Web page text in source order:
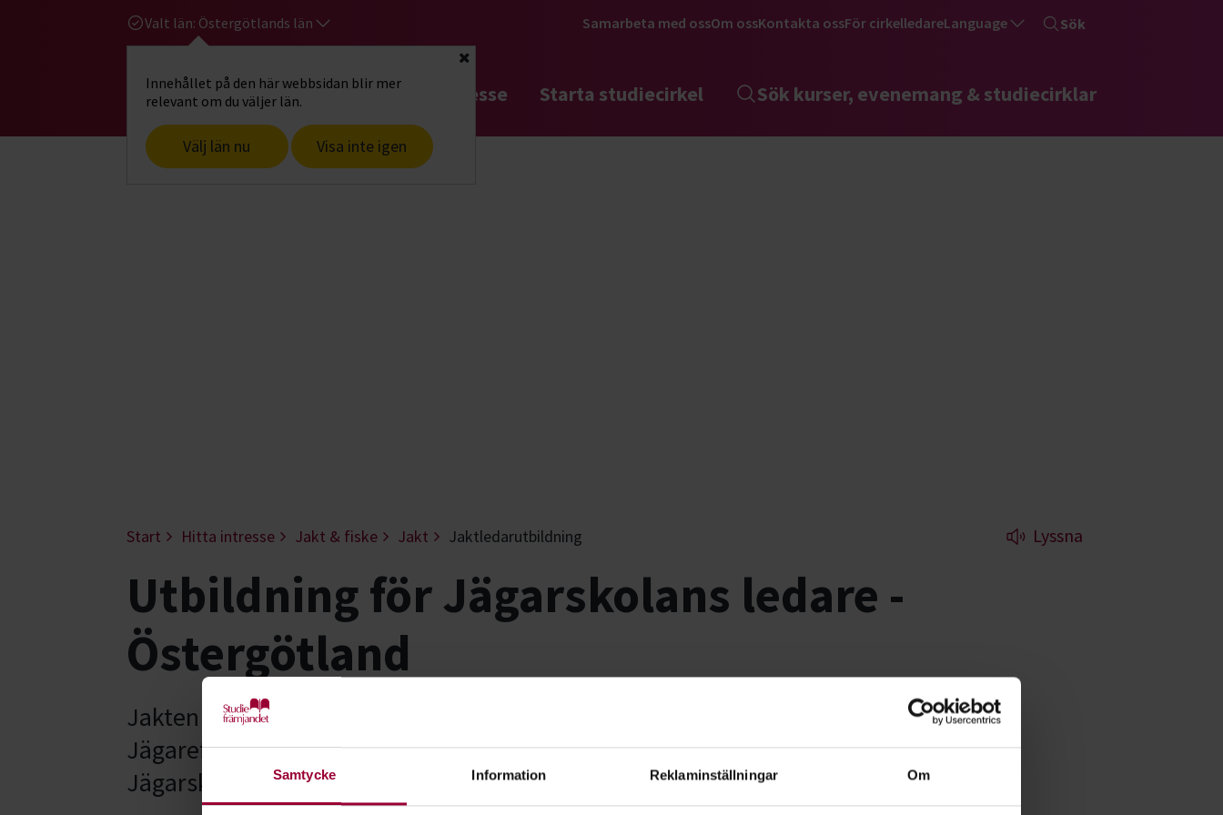
Samtycke Information Reklaminställningar Om
Valt län: Östergötlands län
Innehållet på den här webbsidan blir mer
relevant om du väljer län.
Välj län nu Visa inte igen
Stäng
Samarbeta med ossOm ossKontakta ossFör cirkelledareLanguage Sök
Gå till studiefrämjandets startsidaHitta intresse Starta studiecirkel Sök kurser, evenemang & studiecirklar
Start Hitta intresse Jakt & fiske Jakt Jaktledarutbildning Lyssna
Utbildning för Jägarskolans ledare -
Östergötland
Jakten och jägarna förändras ständigt därför erbjuder vi tillsammans med Svenska
Jägareförbundet en kompetenshöjande utbildning för dig som redan är ledare för
Jägarskolan.